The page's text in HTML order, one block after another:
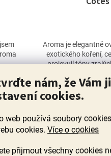
nám, že Vám
cookies.
web používá soubory
cookies. Více o cookies
přijmout všechny cookies
hodnocení
produktu
je
z
hvězdiček.
Aroma je elegantně
exotického koření,
projevují tóny